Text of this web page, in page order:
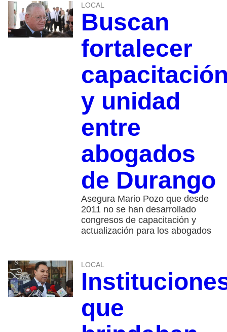
LOCAL
Buscan
fortalecer
y unidad
entre
abogados
de Durango
Asegura Mario Pozo que desde
2011 no se han desarrollado
congresos de capacitación y
actualización para los abogados
LOCAL
que